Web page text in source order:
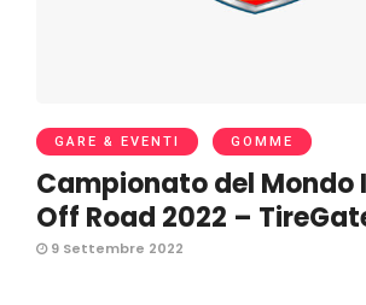
GARE & EVENTI GOMME
Campionato del Mondo
Off Road 2022 –
9 Settembre 2022